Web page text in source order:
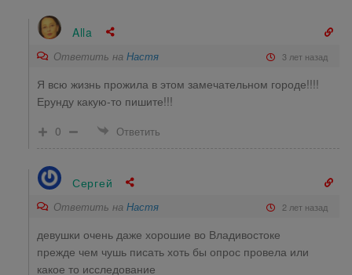
Alla
Ответить на Настя 3 лет назад
Я всю жизнь прожила в этом замечательном городе!!!!
Ерунду какую-то пишите!!!
0
Ответить
Сергей
Ответить на Настя 2 лет назад
девушки очень даже хорошие во Владивостоке
прежде чем чушь писать хоть бы опрос провела или
какое то исследование